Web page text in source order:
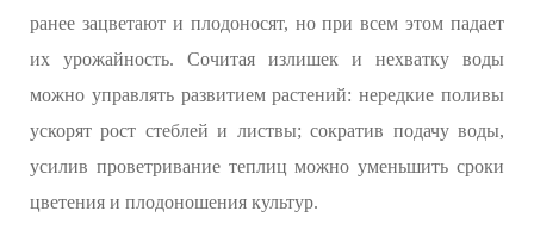
ранее зацветают и плодоносят, но при всем этом падает
их урожайность. Сочитая излишек и нехватку воды
можно управлять развитием растений: нередкие поливы
ускорят рост стеблей и листвы; сократив подачу воды,
усилив проветривание теплиц можно уменьшить сроки
цветения и плодоношения культур.